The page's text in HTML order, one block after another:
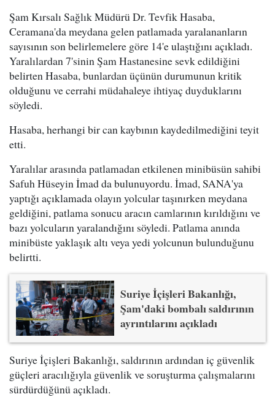
Şam Kırsalı Sağlık Müdürü Dr. Tevfik Hasaba,
Ceramana'da meydana gelen patlamada yaralananların
sayısının son belirlemelere göre 14'e ulaştığını açıkladı.
Yaralılardan 7'sinin Şam Hastanesine sevk edildiğini
belirten Hasaba, bunlardan üçünün durumunun kritik
olduğunu ve cerrahi müdahaleye ihtiyaç duyduklarını
söyledi.
Hasaba, herhangi bir can kaybının kaydedilmediğini teyit
etti.
Yaralılar arasında patlamadan etkilenen minibüsün sahibi
Safuh Hüseyin İmad da bulunuyordu. İmad, SANA'ya
yaptığı açıklamada olayın yolcular taşınırken meydana
geldiğini, patlama sonucu aracın camlarının kırıldığını ve
bazı yolcuların yaralandığını söyledi. Patlama anında
minibüste yaklaşık altı veya yedi yolcunun bulunduğunu
belirtti.
Suriye İçişleri Bakanlığı,
Şam'daki bombalı saldırının
ayrıntılarını açıkladı
Suriye İçişleri Bakanlığı, saldırının ardından iç güvenlik
güçleri aracılığıyla güvenlik ve soruşturma çalışmalarını
sürdürdüğünü açıkladı.